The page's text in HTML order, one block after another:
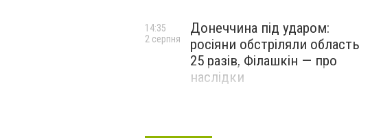
Донеччина під ударом:
росіяни обстріляли область
25 разів, Філашкін — про
наслідки
14:35
2 серпня